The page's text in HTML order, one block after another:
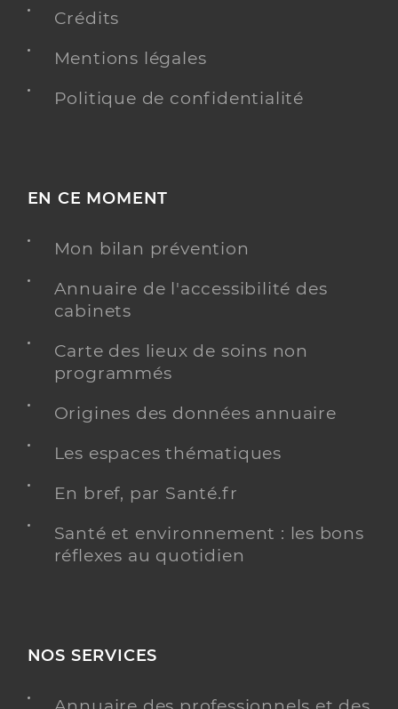
Crédits
Mentions légales
Politique de confidentialité
EN CE MOMENT
Mon bilan prévention
Annuaire de l'accessibilité des
cabinets
Carte des lieux de soins non
programmés
Origines des données annuaire
Les espaces thématiques
En bref, par Santé.fr
Santé et environnement : les bons
réflexes au quotidien
NOS SERVICES